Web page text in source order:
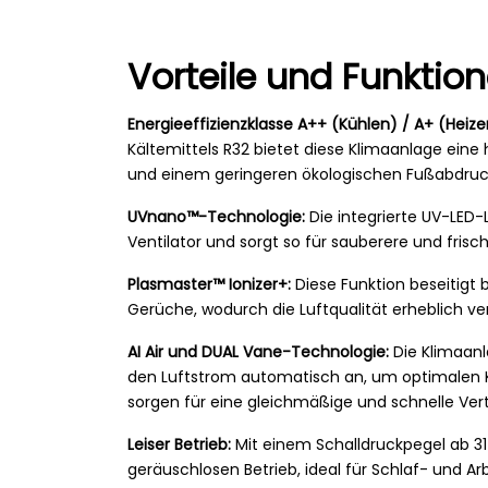
Vorteile und
Energieeffizienzklasse A++ (Kühlen) / A+
Kältemittels R32 bietet diese Klimaanlage
und einem geringeren ökologischen
UVnano™-Technologie: Die integrierte UV-
Ventilator und sorgt so für sauberere und
Plasmaster™ Ionizer+: Diese Funktion beseitigt
Gerüche, wodurch die Luftqualität erheblich
AI Air und DUAL Vane-Technologie: Die
den Luftstrom automatisch an, um optimalen
sorgen für eine gleichmäßige und schnelle
Leiser Betrieb: Mit einem Schalldruckpegel ab
geräuschlosen Betrieb, ideal für Schlaf- und